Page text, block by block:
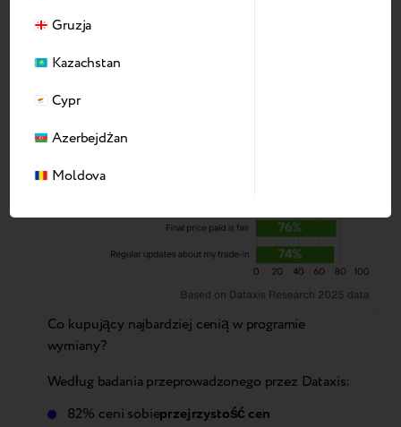
Co kupujący najbardziej cenią w programie
wymiany?
Według badania przeprowadzonego przez Dataxis:
82% ceni sobieprzejrzystość cen
Gruzja
Kazachstan
Cypr
Azerbejdżan
Moldova